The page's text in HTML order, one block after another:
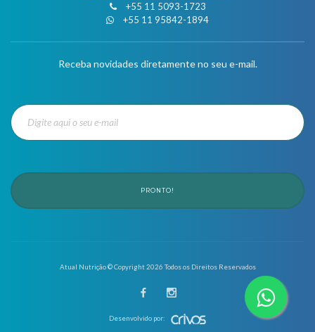
+55 11 5093-1723
+55 11 95842-1894
Receba novidades diretamente no seu e-mail.
PRONTO!
Atual Nutrição © Copyright2026 Todos os Direitos Reservados
Desenvolvido por: